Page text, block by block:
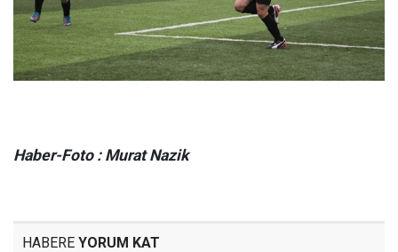
Haber-Foto : Murat Nazik
HABERE YORUM KAT